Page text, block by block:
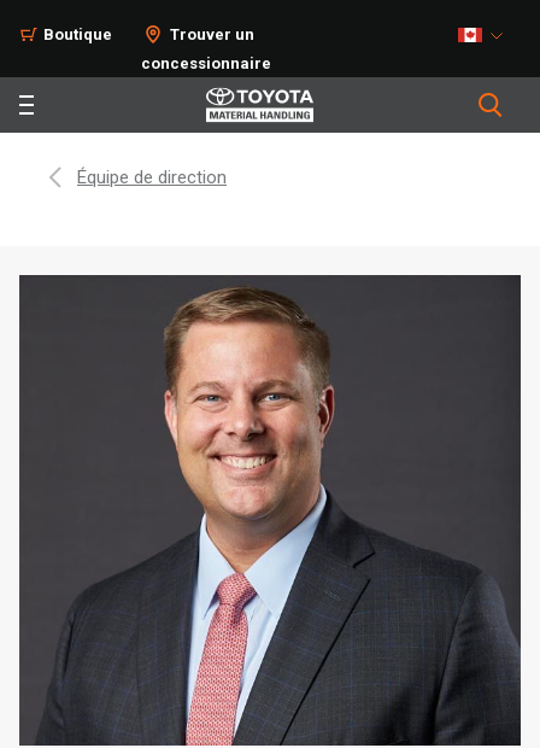
Boutique
Trouver un
concessionnaire
Équipe de direction